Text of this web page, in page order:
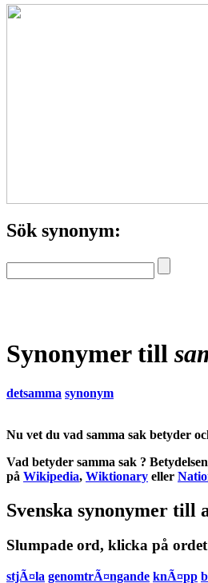
Sök synonym:
Synonymer till
detsamma synonym
Nu vet du vad samma sak betyder
Vad betyder samma sak ? Betydelsen
på Wikipedia, Wiktionary eller
Svenska synonymer till
Slumpade ord, klicka på
stjÃ¤la genomtrÃ¤ngande knÃ¤pp